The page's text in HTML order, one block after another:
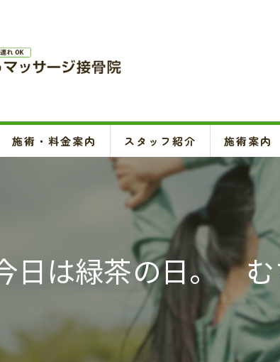
施術・料金案内 スタッフ紹介 施術案内
頚椎、背骨
ハイボル
鍼灸(はり、
悪阻・安産
交通事故治
お悩み別の
日は緑茶の日。 む